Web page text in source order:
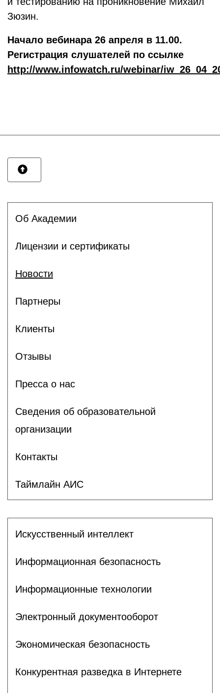
Зюзин.
Начало вебинара 26 апреля в 11.00.
Регистрация слушателей по ссылке
http://www.infowatch.ru/webinar/
Об Академии
Лицензии и сертификаты
Новости
Партнеры
Клиенты
Отзывы
Пресса о нас
Сведения об образовательной
организации
Контакты
Таймлайн АИС
Искусственный интеллект
Информационная безопасность
Информационные технологии
Электронный документооборот
Экономическая безопасность
Конкурентная разведка в Интернете